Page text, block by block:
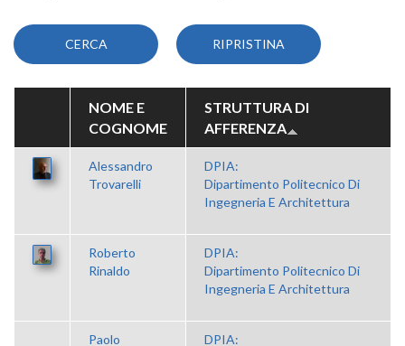
NOME E
COGNOME
STRUTTURA DI
AFFERENZA
Alessandro
Trovarelli
DPIA:
Dipartimento Politecnico Di
Ingegneria E Architettura
Roberto
Rinaldo
DPIA:
Dipartimento Politecnico Di
Ingegneria E Architettura
Paolo
DPIA: